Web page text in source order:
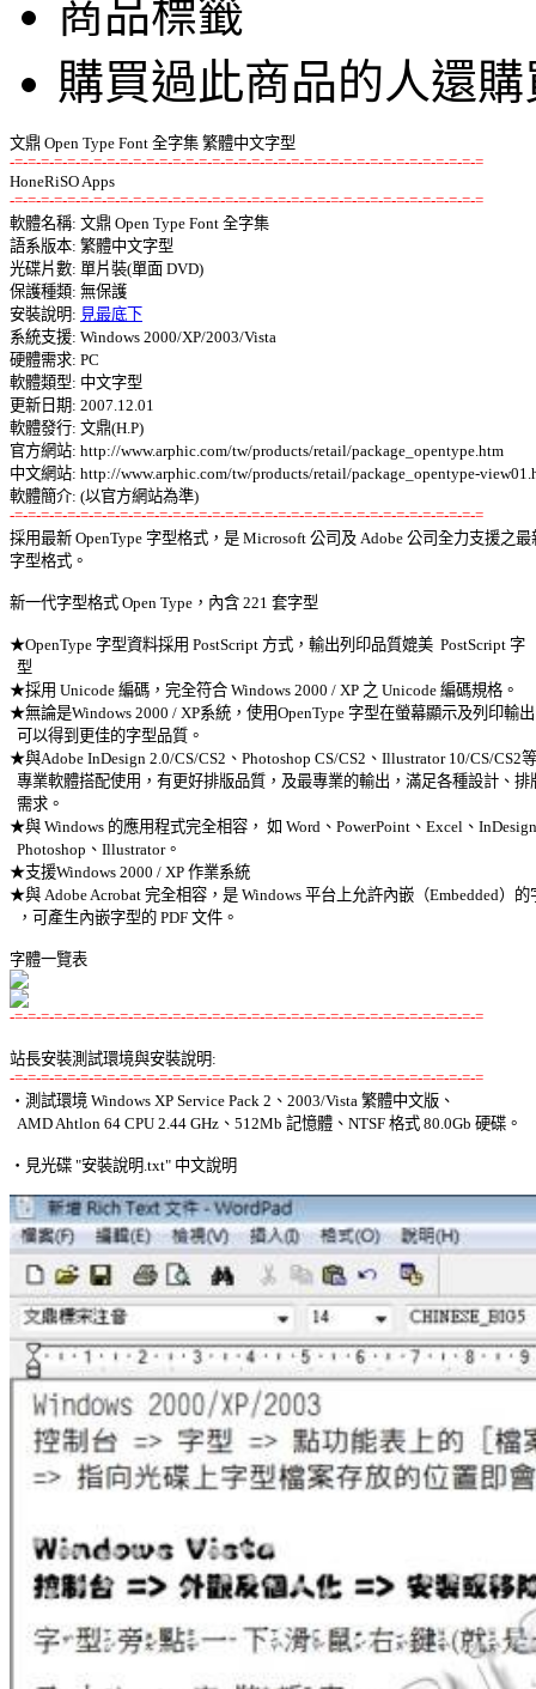
商品標籤
購買過此商品的人還
-=-=-=-=-=-=-=-=-=-=-=-=-=-=-=-=-=-=-=-=-=-=-=-=-=-=-=-=-=-=-=-=-=-=-=-=
-=-=-=-=-=-=-=-=-=-=-=-=-=-=-=-=-=-=-=-=-=-=-=-=-=-=-=-=-=-=-=-=-=-=-=-=
軟體名稱: 文鼎 Open Type Font 全字集
語系版本: 繁體中文字型
光碟片數: 單片裝(單面 DVD)
保護種類: 無保護
安裝說明: 見最底下
系統支援: Windows 2000/XP/2003/Vista
硬體需求: PC
軟體類型: 中文字型
更新日期: 2007.12.01
軟體發行: 文鼎(H.P)
官方網站: http://www.arphic.com/tw/products/retail/package_opentype.htm
中文網站: http://www.arphic.com/tw/products/retail/package_opentype-
-=-=-=-=-=-=-=-=-=-=-=-=-=-=-=-=-=-=-=-=-=-=-=-=-=-=-=-=-=-=-=-=-=-=-=-=
採用最新 OpenType 字型格式，是 Microsoft 公司及 Adobe 公司全力支援之
字型格式。
新一代字型格式 Open Type，內含 221 套字型
★OpenType 字型資料採用 PostScript 方式，輸出列印品質媲美  PostScript 字
  型
★採用 Unicode 編碼，完全符合 Windows 2000 / XP 之 Unicode 編碼規格。
★無論是Windows 2000 / XP系統，使用OpenType 字型在螢幕顯示及列印輸
  可以得到更佳的字型品質。
★與Adobe InDesign 2.0/CS/CS2、Photoshop CS/CS2、Illustrator 10/CS/CS2
專業軟體搭配使用，有更好排版品質，及最專業的輸出，滿足各種設計、
  需求。
★與 Windows 的應用程式完全相容， 如 Word、PowerPoint、Excel、
  Photoshop、Illustrator。
★支援Windows 2000 / XP 作業系統
★與 Adobe Acrobat 完全相容，是 Windows 平台上允許內嵌（Embedded）
  ，可產生內嵌字型的 PDF 文件。
-=-=-=-=-=-=-=-=-=-=-=-=-=-=-=-=-=-=-=-=-=-=-=-=-=-=-=-=-=-=-=-=-=-=-=-=
站長安裝測試環境與安裝說明:
-=-=-=-=-=-=-=-=-=-=-=-=-=-=-=-=-=-=-=-=-=-=-=-=-=-=-=-=-=-=-=-=-=-=-=-=
‧測試環境 Windows XP Service Pack 2、2003/Vista 繁體中文版、
  AMD Ahtlon 64 CPU 2.44 GHz、512Mb 記憶體、NTSF 格式 80.0Gb 硬碟。
‧見光碟 "安裝說明.txt" 中文說明